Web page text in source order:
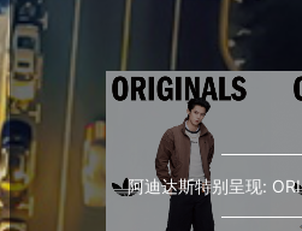
阿迪达斯特别呈现: